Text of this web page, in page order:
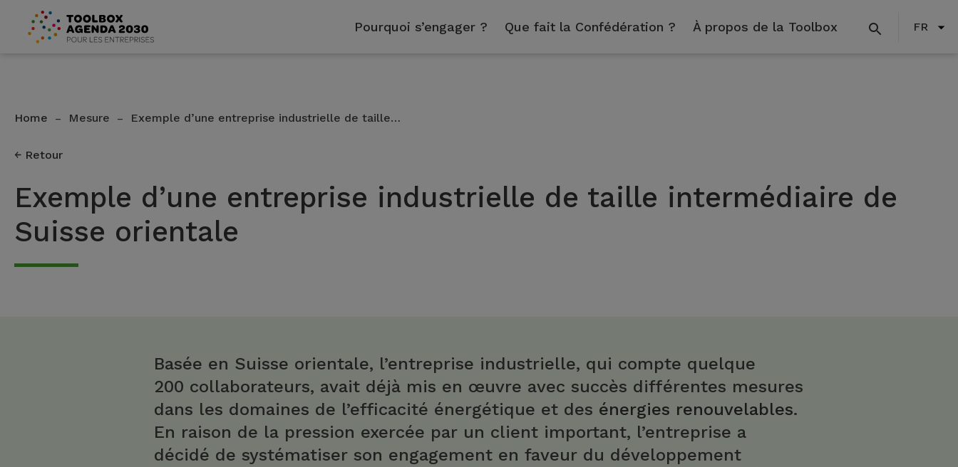
Pourquoi s’engager ? Que fait la Confédération ? À propos de la Toolbox FR
Home – Mesure – Exemple d’une entreprise industrielle de taille…
Retour
Exemple d’une entreprise industrielle de taille intermédiaire de
Suisse orientale
Basée en Suisse orientale, l’entreprise industrielle, qui compte quelque
200 collaborateurs, avait déjà mis en œuvre avec succès différentes mesures
dans les domaines de l’efficacité énergétique et des énergies renouvelables.
En raison de la pression exercée par un client important, l’entreprise a
décidé de systématiser son engagement en faveur du développement